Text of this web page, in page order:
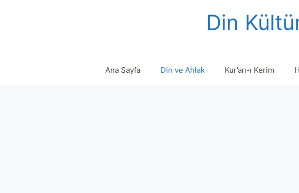
Din
Ana Sayfa Din ve Ahlak Kur’an-ı Kerim